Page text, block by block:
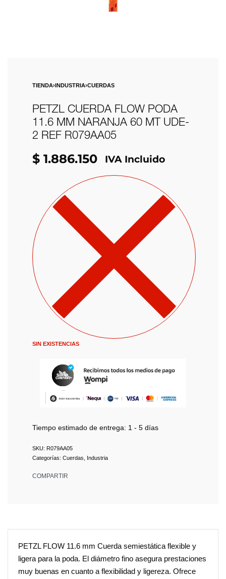
TIENDA›INDUSTRIA›CUERDAS
PETZL CUERDA FLOW PODA
11.6 MM NARANJA 60 MT UDE-
2 REF R079AA05
$ 1.886.150 IVA Incluido
SIN EXISTENCIAS
Tiempo estimado de entrega: 1 - 5 días
R079AA05
Categorías: Cuerdas Industria
COMPARTIR
PETZL FLOW 11.6 mm Cuerda semiestática flexible y
ligera para la poda. El diámetro fino asegura prestaciones
muy buenas en cuanto a flexibilidad y ligereza. Ofrece